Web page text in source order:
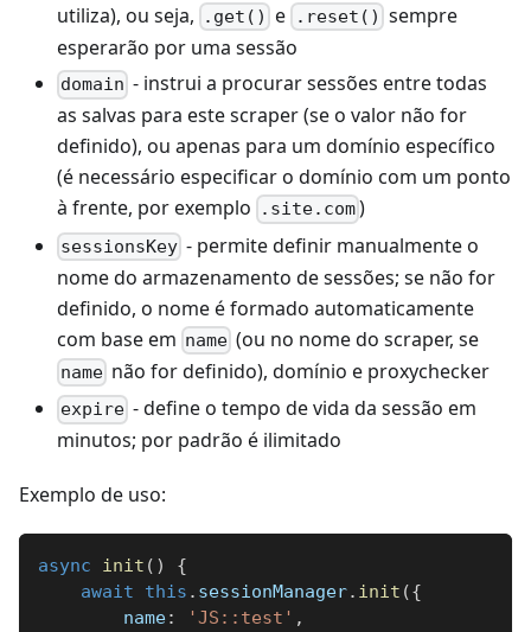
utiliza), ou seja,
.get() e .reset() sempre
esperarão por uma sessão
domain - instrui a procurar sessões entre todas
as salvas para este scraper (se o valor não for
definido), ou apenas para um domínio específico
(é necessário especificar o domínio com um ponto
à frente, por exemplo
.site.com)
sessionsKey - permite definir manualmente o
nome do armazenamento de sessões; se não for
definido, o nome é formado automaticamente
com base em name (ou no nome do scraper, se
name não for definido), domínio e proxychecker
expire - define o tempo de vida da sessão em
minutos; por padrão é ilimitado
Exemplo de uso:
async init ( )
{
await
this . sessionManager. init ({
name: 'JS::test' ,